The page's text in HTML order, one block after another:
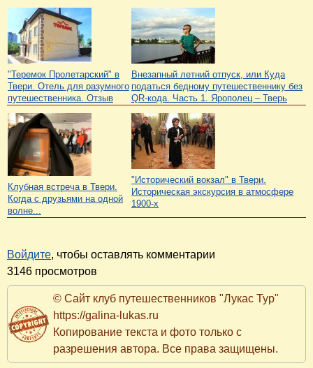
"Теремок Пролетарский" в
Твери. Отель для разумного
путешественника. Отзыв
Внезапный летний отпуск, или Куда
податься бедному путешественнику без
QR-кода. Часть 1. Ярополец – Тверь
Клубная встреча в Твери.
Когда с друзьями на одной
волне...
"Исторический вокзал" в Твери.
Историческая экскурсия в атмосфере
1900-х
Войдите, чтобы оставлять комментарии
3146 просмотров
© Сайт клуб путешественников "Лукас Тур"
https://galina-lukas.ru
Копирование текста и фото только с
разрешения автора. Все права защищены.